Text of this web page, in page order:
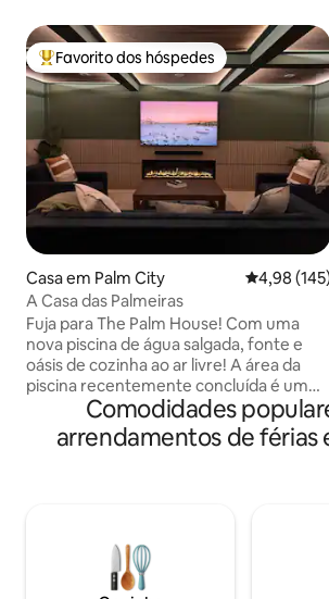
Favoritos dos hóspedes mais apreciados
Favorito dos hóspedes
Casa em Palm City
4,98
A Casa das Palmeiras
Fuja para The Palm House! Com uma
nova piscina de água salgada, fonte e
oásis de cozinha ao ar livre! A área da
piscina recentemente concluída é um
sonho tropical! Localizado a apenas 15
minutos da praia. Quarto fantástico de
conceito aberto com cozinha de chef e
pátio. Toques personalizados e
modernos em todos os quartos! Vai
adorar o lux construído em beliches!
Comodidades
arrendamentos de férias